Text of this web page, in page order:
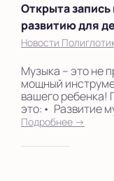
Открыта
развитию для
Новости
Музыка – это не
мощный
вашего ребенка!
это:• Развитие
Подробнее →